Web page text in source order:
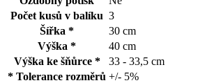
Počet kusů v balíku 3
Šířka *
30 cm
Výška *
40 cm
Výška ke šňůrce *
33 - 33,5 cm
* Tolerance rozměrů +/- 5%